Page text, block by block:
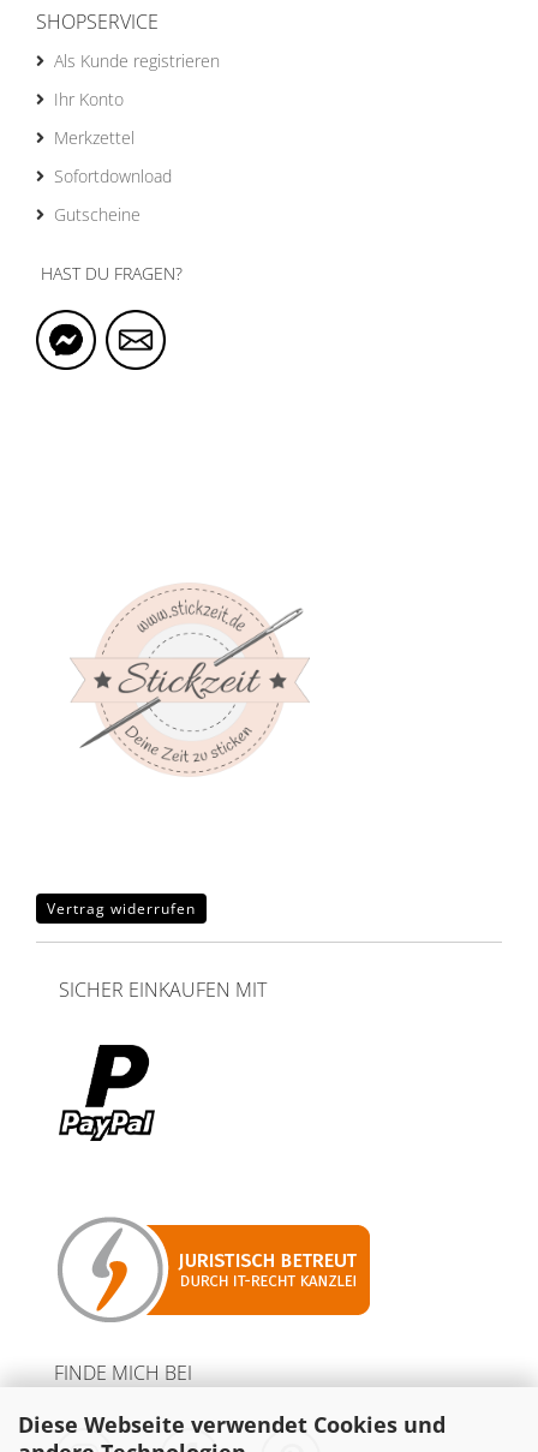
Diese Webseite verwendet Cookies und
SHOPSERVICE
Als Kunde registrieren
Ihr Konto
Merkzettel
Sofortdownload
Gutscheine
HAST DU FRAGEN?
Vertrag widerrufen
SICHER EINKAUFEN MIT
FINDE MICH BEI